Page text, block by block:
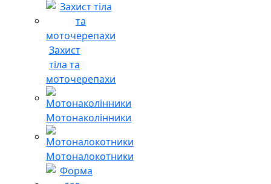
Захист
тіла та
моточерепахи
Мотонаколінники
Мотоналокотники